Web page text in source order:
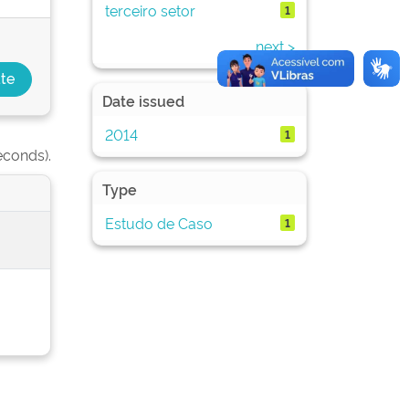
terceiro setor 1
next >
Date issued
2014
1
Type
Estudo de Caso
1